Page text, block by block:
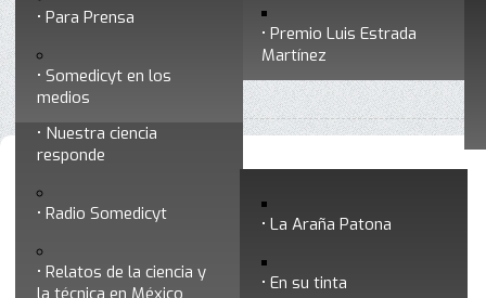
Premio Luis Estrada
Martínez
Ciencia y Tecnología
Nuestra ciencia
responde
Radio Somedicyt La Araña Patona
En su tinta
Relatos de la ciencia y
la técnica en México
Para Prensa
Somedicyt en los
medios
Contacto
Noticias y boletines
•
La Somedicyt lamenta el fallecimiento del Dr. Jorge Flores
Valdés
La Somedicyt lamenta el fallecimiento
del Dr. Jorge Flores Valdés